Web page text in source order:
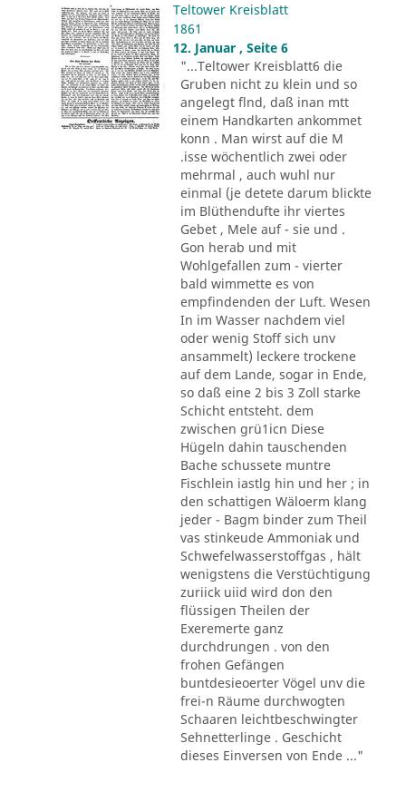
Teltower Kreisblatt
1861
12. Januar , Seite 6
"...Teltower Kreisblatt6 die
Gruben nicht zu klein und so
angelegt flnd, daß inan mtt
einem Handkarten ankommet
konn . Man wirst auf die M
.isse wöchentlich zwei oder
mehrmal , auch wuhl nur
einmal (je detete darum blickte
im Blüthendufte ihr viertes
Gebet , Mele auf - sie und .
Gon herab und mit
Wohlgefallen zum - vierter
bald wimmette es von
empfindenden der Luft. Wesen
In im Wasser nachdem viel
oder wenig Stoff sich unv
ansammelt) leckere trockene
auf dem Lande, sogar in Ende,
so daß eine 2 bis 3 Zoll starke
Schicht entsteht. dem
zwischen grü1icn Diese
Hügeln dahin tauschenden
Bache schussete muntre
Fischlein iastlg hin und her ; in
den schattigen Wäloerm klang
jeder - Bagm binder zum Theil
vas stinkeude Ammoniak und
Schwefelwasserstoffgas , hält
wenigstens die Verstüchtigung
zuriick uiid wird don den
flüssigen Theilen der
Exeremerte ganz
durchdrungen . von den
frohen Gefängen
buntdesieoerter Vögel unv die
frei-n Räume durchwogten
Schaaren leichtbeschwingter
Sehnetterlinge . Geschicht
dieses Einversen von Ende ..."